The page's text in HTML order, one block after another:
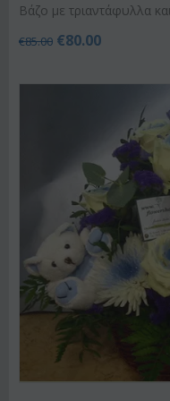
Βάζο με τριαντάφυλλα
€85.00 €80.00